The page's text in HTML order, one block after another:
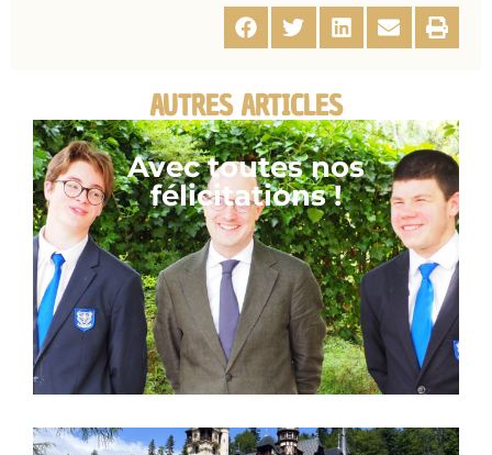
AUTRES ARTICLES
Avec toutes nos
félicitations !